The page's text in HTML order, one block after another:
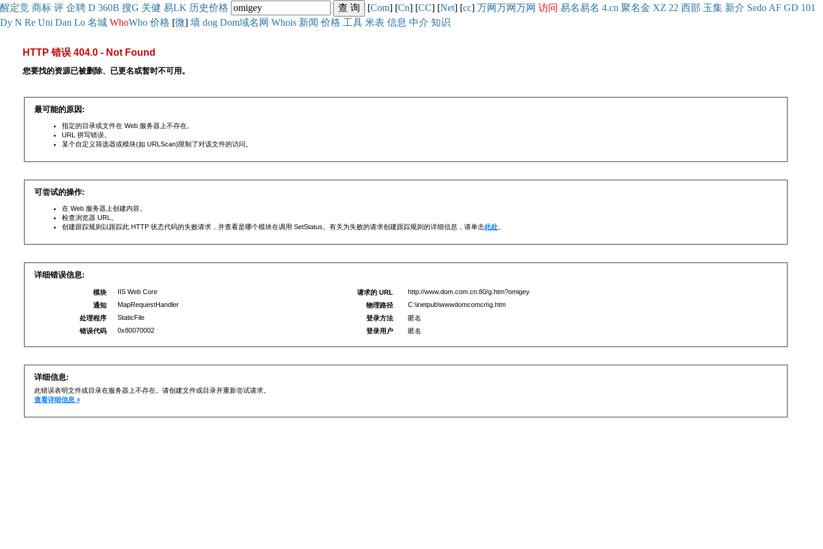
醒定竞 商标 评 企聘 D 360B 搜G 关健 易LK 历史价格 [Com] [Cn] [CC] [Net] [cc] 万网万网万网 访问 易名易名 4.cn 聚名金 XZ 22 西部 玉集 新介 Sedo AF GD 101
Dy N Re Uni Dan Lo 名城 WhoWho 价格 [微] 墙 dog Dom域名网 Whois 新闻 价格 工具 米表 信息 中介 知识